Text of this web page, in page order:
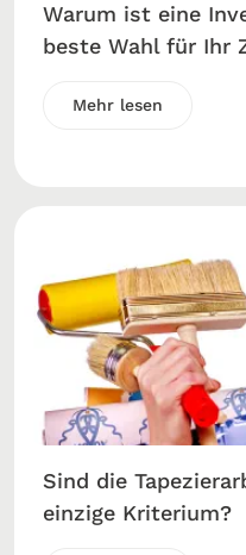
Warum ist eine
beste Wahl für Ihr
Mehr lesen
Sind die
einzige Kriterium?